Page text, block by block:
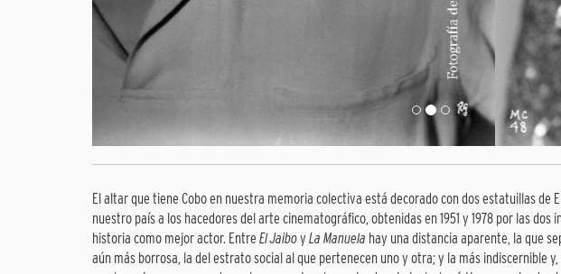
El altar que tiene Cobo en nuestra memoria colectiva está decorado con dos estatuillas de
nuestro país a los hacedores del arte cinematográfico, obtenidas en 1951 y 1978 por las
historia como mejor actor. Entre El Jaiboy La Manuela hay una distancia aparente, la que
aún más borrosa, la del estrato social al que pertenecen uno y otra; y la más indiscernible